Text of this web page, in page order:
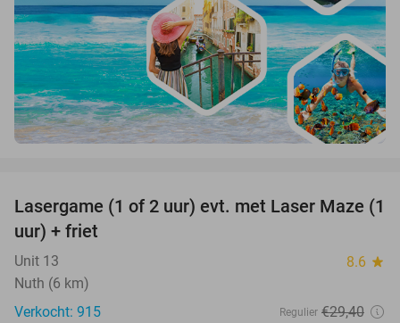
22%
Lasergame (1 of 2 uur) evt. met Laser Maze (1
uur) + friet
Unit 13 8.6 star
Nuth (6 km)
Verkocht: 915
Regulier €29,40